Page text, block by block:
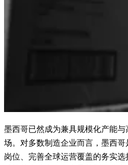
墨西哥已然成为兼具规模化产能
场。对多数制造企业而言，墨西
岗位、完善全球运营覆盖的务实选